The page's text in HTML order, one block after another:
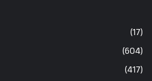
(17)
(604)
(417)